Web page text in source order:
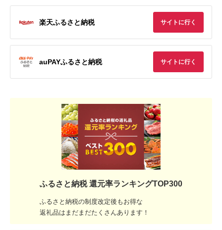
楽天ふるさと納税 サイトに行く
auPAYふるさと納税 サイトに行く
ふるさと納税 還元率ランキングTOP300
ふるさと納税の制度改定後もお得な
返礼品はまだまだたくさんあります！